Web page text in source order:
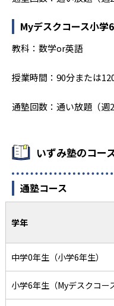
Myデスクコース小学
教科：数学or英語
授業時間：90分または
通塾回数：通い放題（週2
いずみ塾のコー
通塾コース
学年
中学0年生（小学6年生）
小学6年生（Myデスクコー